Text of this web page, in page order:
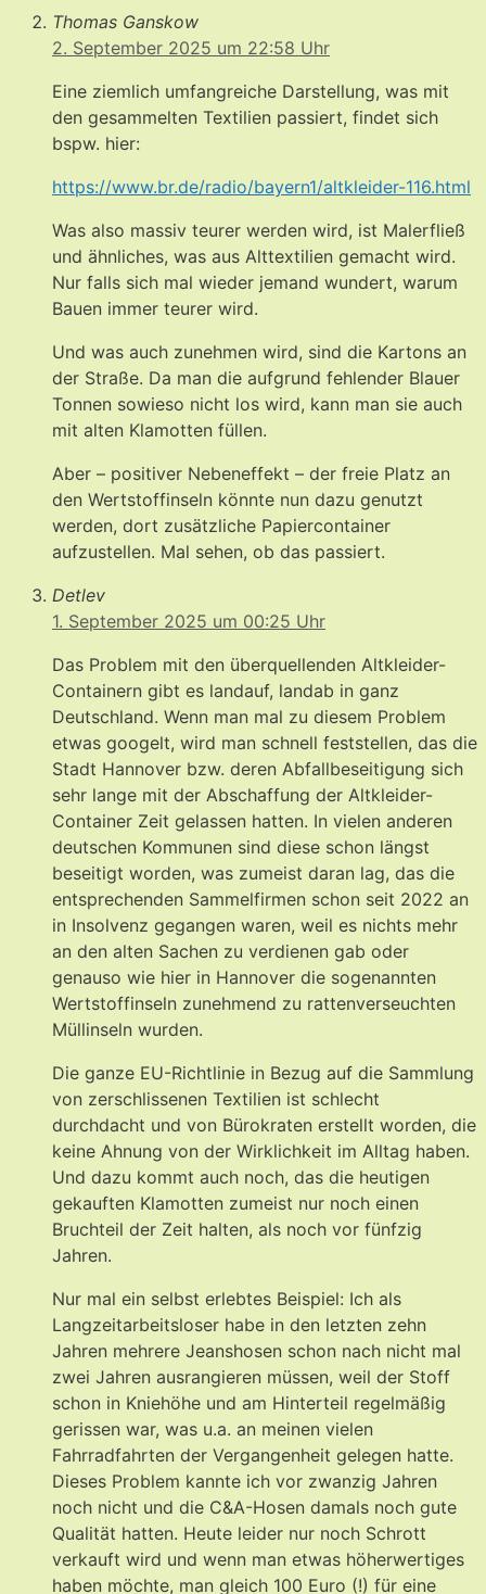
Thomas Ganskow
2. September 2025 um 22:58 Uhr
Eine ziemlich umfangreiche Darstellung, was mit
den gesammelten Textilien passiert, findet sich
bspw. hier:
https://www.br.de/radio/bayern1/altkleider-116.html
Was also massiv teurer werden wird, ist Malerfließ
und ähnliches, was aus Alttextilien gemacht wird.
Nur falls sich mal wieder jemand wundert, warum
Bauen immer teurer wird.
Und was auch zunehmen wird, sind die Kartons an
der Straße. Da man die aufgrund fehlender Blauer
Tonnen sowieso nicht los wird, kann man sie auch
mit alten Klamotten füllen.
Aber – positiver Nebeneffekt – der freie Platz an
den Wertstoffinseln könnte nun dazu genutzt
werden, dort zusätzliche Papiercontainer
aufzustellen. Mal sehen, ob das passiert.
Detlev
1. September 2025 um 00:25 Uhr
Das Problem mit den überquellenden Altkleider-
Containern gibt es landauf, landab in ganz
Deutschland. Wenn man mal zu diesem Problem
etwas googelt, wird man schnell feststellen, das die
Stadt Hannover bzw. deren Abfallbeseitigung sich
sehr lange mit der Abschaffung der Altkleider-
Container Zeit gelassen hatten. In vielen anderen
deutschen Kommunen sind diese schon längst
beseitigt worden, was zumeist daran lag, das die
entsprechenden Sammelfirmen schon seit 2022 an
in Insolvenz gegangen waren, weil es nichts mehr
an den alten Sachen zu verdienen gab oder
genauso wie hier in Hannover die sogenannten
Wertstoffinseln zunehmend zu rattenverseuchten
Müllinseln wurden.
Die ganze EU-Richtlinie in Bezug auf die Sammlung
von zerschlissenen Textilien ist schlecht
durchdacht und von Bürokraten erstellt worden, die
keine Ahnung von der Wirklichkeit im Alltag haben.
Und dazu kommt auch noch, das die heutigen
gekauften Klamotten zumeist nur noch einen
Bruchteil der Zeit halten, als noch vor fünfzig
Jahren.
Nur mal ein selbst erlebtes Beispiel: Ich als
Langzeitarbeitsloser habe in den letzten zehn
Jahren mehrere Jeanshosen schon nach nicht mal
zwei Jahren ausrangieren müssen, weil der Stoff
schon in Kniehöhe und am Hinterteil regelmäßig
gerissen war, was u.a. an meinen vielen
Fahrradfahrten der Vergangenheit gelegen hatte.
Dieses Problem kannte ich vor zwanzig Jahren
noch nicht und die C&A-Hosen damals noch gute
Qualität hatten. Heute leider nur noch Schrott
verkauft wird und wenn man etwas höherwertiges
haben möchte, man gleich 100 Euro (!) für eine